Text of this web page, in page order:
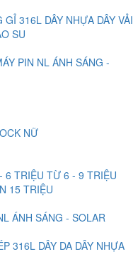
GỈ 316L DÂY NHỰA DÂY VẢI
SU
PIN NL ÁNH SÁNG -
NỮ
6 TRIỆU TỪ 6 - 9 TRIỆU
15 TRIỆU
ÁNH SÁNG - SOLAR
316L DÂY DA DÂY NHỰA